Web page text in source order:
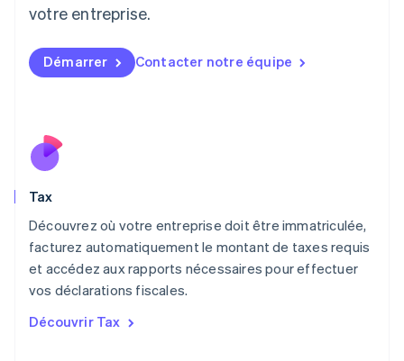
votre entreprise.
Démarrer Contacter notre équipe
Tax
Découvrez où votre entreprise doit être immatriculée,
facturez automatiquement le montant de taxes requis
et accédez aux rapports nécessaires pour effectuer
vos déclarations fiscales.
Découvrir Tax
English
FrançaisDeutschEnglish
Malaisie
Mexique
Español
Nouvelle-Zélande
Pays-Bas
NederlandsEnglish
Pologne
Portugal